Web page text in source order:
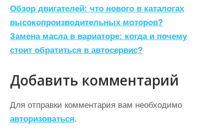
Н
а
в
и
г
а
ц
и
Обзор двигателей: что нового в каталогах
высокопроизводительных моторов?
Замена масла в вариаторе: когда и почему
стоит обратиться в автосервис?
Добавить комментарий
Для отправки комментария вам необходимо
авторизоваться.